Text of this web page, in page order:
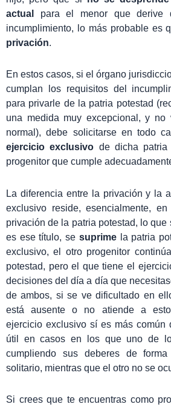
actual
para el menor que derive
incumplimiento, lo más probable es
privación.
En estos casos, si el órgano
cumplan los requisitos del
para privarle de la patria potestad
una medida muy excepcional, y
normal), debe solicitarse en todo
ejercicio exclusivo de dicha
progenitor que cumple
La diferencia entre la privación y la
exclusivo reside, esencialmente,
privación de la patria potestad, lo que
es ese título, se suprimela patria
exclusivo, el otro progenitor
potestad, pero el que tiene el
decisiones del día a día que
de ambos, si se ve dificultado en
está ausente o no atiende a
ejercicio exclusivo sí es más común
útil en casos en los que uno de
cumpliendo sus deberes de
solitario, mientras que el otro no se
Si crees que te encuentras como